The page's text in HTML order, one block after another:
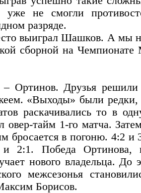
не смогли
разряде.
выиграл Шашков. А мы
сборной на
Ортинов. Друзья решили
«Выходы» были
раскачивались то в
овер-тайм 1-го матча.
бросается в погоню. 4:2 и
и 2:1. Победа
нового владельца. До
межсезонья
Борисов.